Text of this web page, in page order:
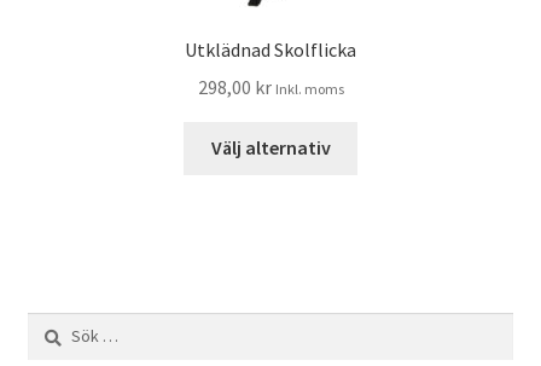
Utklädnad Skolflicka
298,00 kr Inkl. moms
Välj alternativ
Sök
efter: